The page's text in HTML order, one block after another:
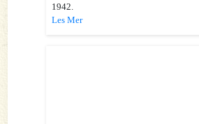
1942.
Les Mer